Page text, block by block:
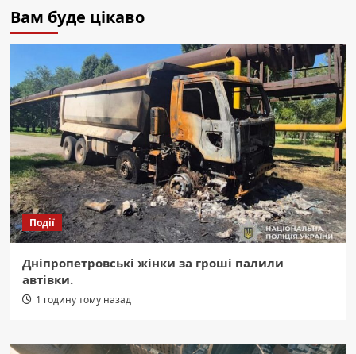
Вам буде цікаво
Події
Дніпропетровські жінки за гроші палили
автівки.
1 годину тому назад